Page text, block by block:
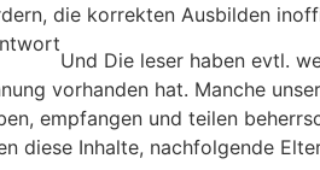
die korrekten Ausbilden
Und Die leser haben evtl.
vorhanden hat. Manche
empfangen und teilen
diese Inhalte, nachfolgende